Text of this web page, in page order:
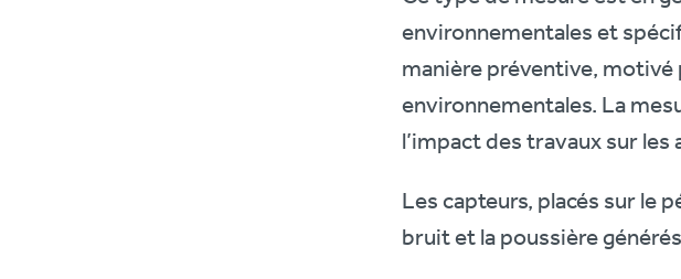
environnementales et
manière préventive,
environnementales. La
l’impact des travaux sur
Les capteurs, placés sur le
bruit et la poussière